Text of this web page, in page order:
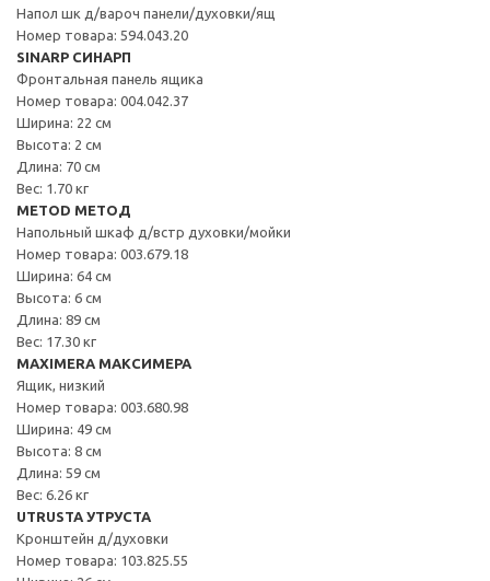
Напол шк д/вароч панели/духовки/ящ
Номер товара: 594.043.20
SINARP СИНАРП
Фронтальная панель ящика
Номер товара: 004.042.37
Ширина: 22 см
Высота: 2 см
Длина: 70 см
Вес: 1.70 кг
METOD МЕТОД
Напольный шкаф д/встр духовки/мойки
Номер товара: 003.679.18
Ширина: 64 см
Высота: 6 см
Длина: 89 см
Вес: 17.30 кг
MAXIMERA МАКСИМЕРА
Ящик, низкий
Номер товара: 003.680.98
Ширина: 49 см
Высота: 8 см
Длина: 59 см
Вес: 6.26 кг
UTRUSTA УТРУСТА
Кронштейн д/духовки
Номер товара: 103.825.55